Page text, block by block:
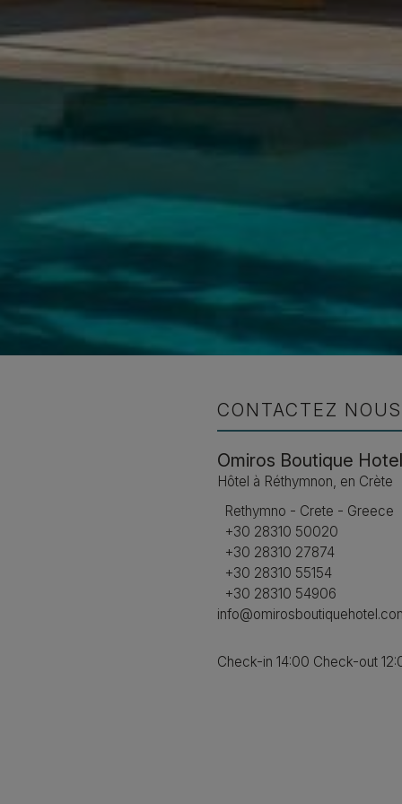
CONTACTEZ NOUS
Omiros Boutique Hotel
Hôtel à Réthymnon, en Crète
Rethymno - Crete - Greece
+30 28310 50020
+30 28310 27874
+30 28310 55154
+30 28310 54906
Check-in 14:00 Check-out